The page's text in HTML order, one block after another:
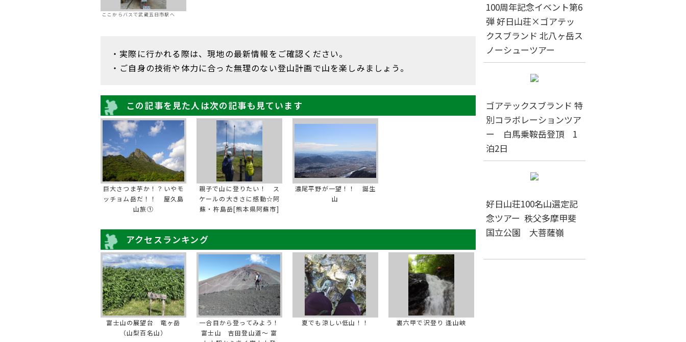
ここからバスで武蔵五日市駅へ
・実際に行かれる際は、現地の最新情報をご確認ください。
・ご自身の技術や体力に合った無理のない登山計画で山を楽しみましょう。
この記事を見た人は次の記事も見ています
巨大さつま芋か！？いやモ
ッチョム岳だ！！ 屋久島
山旅①
親子で山に登りたい！ ス
ケールの大きさに感動☆阿
蘇・杵島岳[熊本県阿蘇市]
濃尾平野が一望！！ 誕生
山
アクセスランキング
富士山の展望台 竜ヶ岳
（山梨百名山）
一合目から登ってみよう！
富士山 吉田登山道～ 富
夏でも涼しい低山！！ 裏六甲で沢登り 逢山峡
100周年記念イベント第6
弾 好日山荘×ゴアテッ
クスブランド 北八ヶ岳ス
ノーシューツアー
ゴアテックスブランド 特
別コラボレーションツア
ー 白馬乗鞍岳登頂 1
泊2日
好日山荘100名山選定記
念ツアー 秩父多摩甲斐
国立公園 大菩薩嶺